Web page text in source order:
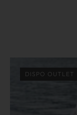
DISPO OUTLET